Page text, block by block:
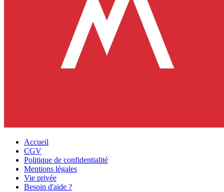
Accueil
CGV
Politique de confidentialité
Mentions légales
Vie privée
Besoin d'aide ?